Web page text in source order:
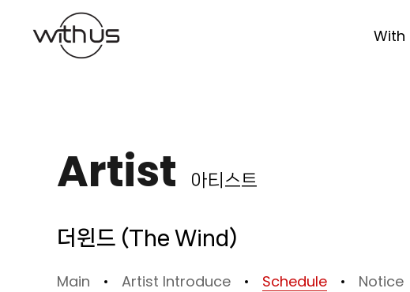
With
Artist 아티스트
더윈드 (The Wind)
Main Artist Introduce Schedule Notice